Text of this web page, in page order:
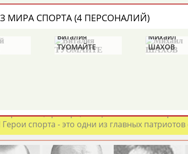
Аделя
АБДРАХМАНОВА
Андрей
АБДУВАЛИЕВ
тренере, специалисте или
спорта - это одни из главных
МИРА СПОРТА (4 ПЕРСОНАЛИЙ)
Виталия
ТУОМАЙТЕ
Михаил
ШАХОВ